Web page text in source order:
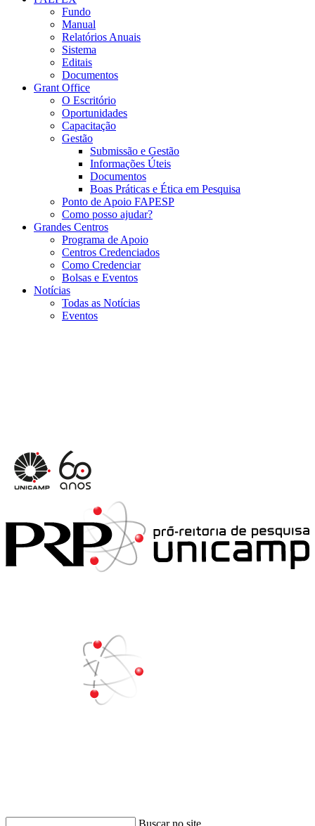
Fundo
Manual
Relatórios Anuais
Sistema
Editais
Documentos
Grant Office
O Escritório
Oportunidades
Capacitação
Gestão
Submissão e Gestão
Informações Úteis
Documentos
Boas Práticas e Ética em Pesquisa
Ponto de Apoio FAPESP
Como posso ajudar?
Grandes Centros
Programa de Apoio
Centros Credenciados
Como Credenciar
Bolsas e Eventos
Notícias
Todas as Notícias
Eventos
Buscar no site